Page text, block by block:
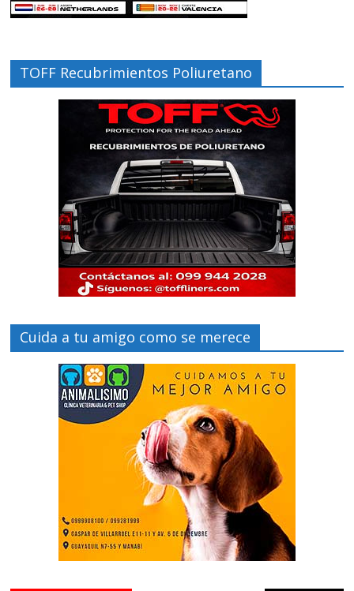
TOFF Recubrimientos Poliuretano
Cuida a tu amigo como se merece